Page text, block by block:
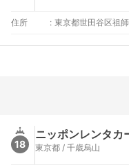
住所 : 東京都世田谷区祖
18
ニッポンレンタカ
東京都 / 千歳烏山